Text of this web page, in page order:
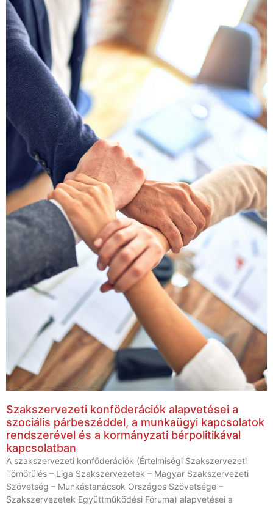
Szakszervezeti konföderációk alapvetései a
szociális párbeszéddel, a munkaügyi kapcsolatok
rendszerével és a kormányzati bérpolitikával
kapcsolatban
A szakszervezeti konföderációk (Értelmiségi Szakszervezeti
Tömörülés – Liga Szakszervezetek – Magyar Szakszervezeti
Szövetség – Munkástanácsok Országos Szövetsége –
Szakszervezetek Együttműködési Fóruma) alapvetései a